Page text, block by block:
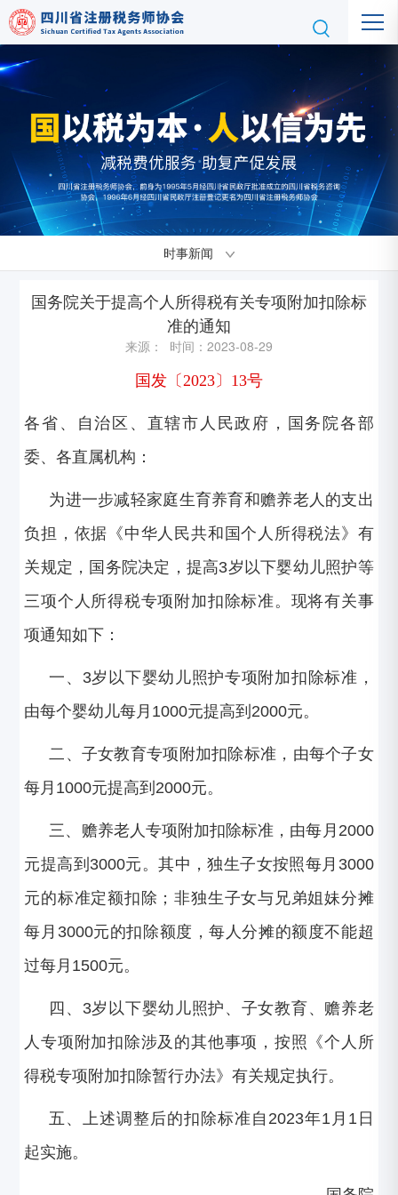
时事新闻
国务院关于提高个人所得税有关专项附加扣除标
准的通知
来源： 时间：2023-08-29
国发〔2023〕13号
各省、自治区、直辖市人民政府，国务院各部
委、各直属机构：
为进一步减轻家庭生育养育和赡养老人的支出
负担，依据《中华人民共和国个人所得税法》有
关规定，国务院决定，提高3岁以下婴幼儿照护等
三项个人所得税专项附加扣除标准。现将有关事
项通知如下：
一、3岁以下婴幼儿照护专项附加扣除标准，
由每个婴幼儿每月1000元提高到2000元。
二、子女教育专项附加扣除标准，由每个子女
每月1000元提高到2000元。
三、赡养老人专项附加扣除标准，由每月2000
元提高到3000元。其中，独生子女按照每月3000
元的标准定额扣除；非独生子女与兄弟姐妹分摊
每月3000元的扣除额度，每人分摊的额度不能超
过每月1500元。
四、3岁以下婴幼儿照护、子女教育、赡养老
人专项附加扣除涉及的其他事项，按照《个人所
得税专项附加扣除暂行办法》有关规定执行。
五、上述调整后的扣除标准自2023年1月1日
起实施。